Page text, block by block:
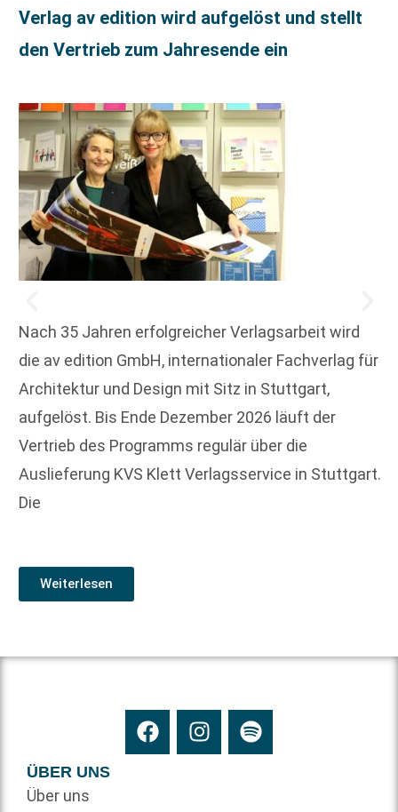
Verlag av edition wird aufgelöst und stellt
den Vertrieb zum Jahresende ein
Nach 35 Jahren erfolgreicher Verlagsarbeit wird
die av edition GmbH, internationaler Fachverlag für
Architektur und Design mit Sitz in Stuttgart,
aufgelöst. Bis Ende Dezember 2026 läuft der
Vertrieb des Programms regulär über die
Auslieferung KVS Klett Verlagsservice in Stuttgart.
Die
Weiterlesen
ÜBER UNS
Über uns